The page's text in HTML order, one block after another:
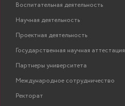
Воспитательная деятельность
Научная деятельность
Проектная деятельность
Государственная научная аттестация
Партнеры университета
Международное сотрудничество
Ректорат